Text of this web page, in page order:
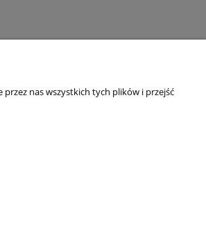
nas wszystkich tych plików i przejść